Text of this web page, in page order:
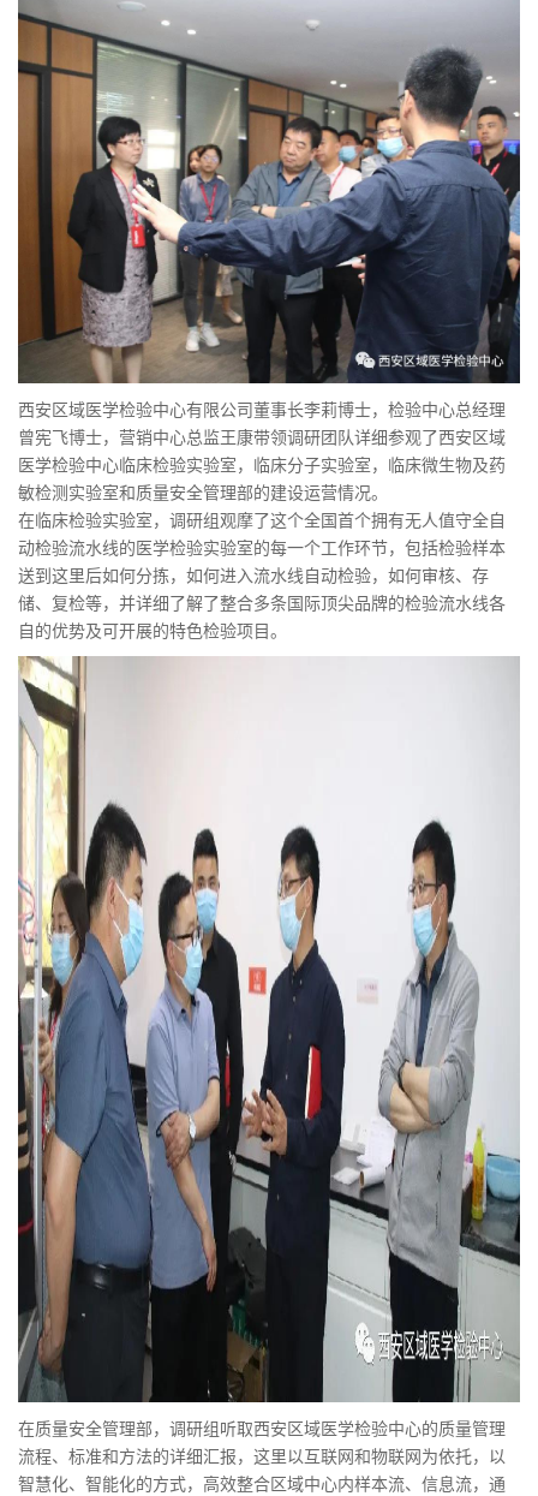
西安区域医学检验中心有限公司董事长李莉博士，检验中心总经理
曾宪飞博士，营销中心总监王康带领调研团队详细参观了西安区域
医学检验中心临床检验实验室，临床分子实验室，临床微生物及药
敏检测实验室和质量安全管理部的建设运营情况。
在临床检验实验室，调研组观摩了这个全国首个拥有无人值守全自
动检验流水线的医学检验实验室的每一个工作环节，包括检验样本
送到这里后如何分拣，如何进入流水线自动检验，如何审核、存
储、复检等，并详细了解了整合多条国际顶尖品牌的检验流水线各
自的优势及可开展的特色检验项目。
在质量安全管理部，调研组听取西安区域医学检验中心的质量管理
流程、标准和方法的详细汇报，这里以互联网和物联网为依托，以
智慧化、智能化的方式，高效整合区域中心内样本流、信息流，通